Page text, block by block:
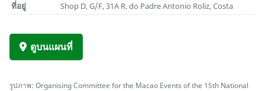
ที่อยู่ Shop D, G/F, 31A R. do Padre Antonio Roliz, Costa
ดูบนแผนที่
รูปภาพ: Organising Committee for the Macao Events of the 15th National